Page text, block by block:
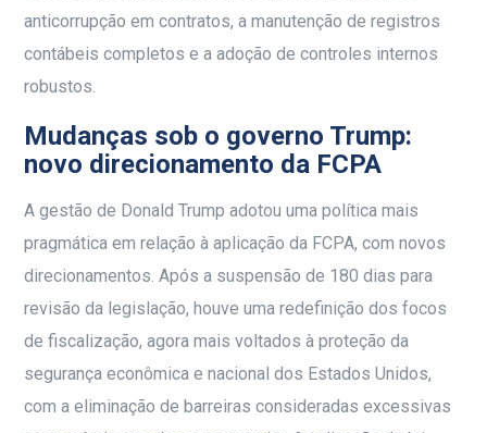
anticorrupção em contratos, a manutenção de registros
contábeis completos e a adoção de controles internos
robustos.
Mudanças sob o governo Trump:
novo direcionamento da FCPA
A gestão de Donald Trump adotou uma política mais
pragmática em relação à aplicação da FCPA, com novos
direcionamentos. Após a suspensão de 180 dias para
revisão da legislação, houve uma redefinição dos focos
de fiscalização, agora mais voltados à proteção da
segurança econômica e nacional dos Estados Unidos,
com a eliminação de barreiras consideradas excessivas